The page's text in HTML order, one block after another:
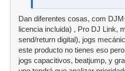
Dan diferentes cosas, com
licencia incluida) , Pro DJ Link,
send/return digital), jogs
este producto no tienes eso
jogs capacitivos, beatjump, y